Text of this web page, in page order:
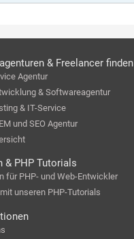
& Freelancer finden
Agentur
& Softwareagentur
& IT-Service
und SEO Agentur
& PHP Tutorials
für PHP- und Web-Entwickler
unseren PHP-Tutorials